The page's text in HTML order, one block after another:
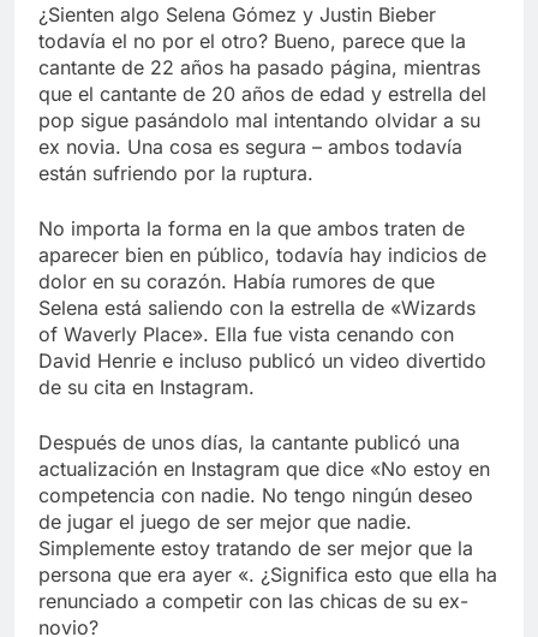
México – Descuentos
Masivos en Mercado
Libre
7 Años Atrás
Crucero en México te
lleva a lugares
paranormales con
binoculares de visión
nocturna y reuniones de
secuestrados
7 Años Atrás
La Inteligencia Artificial
deepfake de Samsung
movimiento desde una
sola foto
¿Sienten algo Selena Gómez y Justin Bieber
todavía el no por el otro? Bueno, parece que la
cantante de 22 años ha pasado página, mientras
que el cantante de 20 años de edad y estrella del
pop sigue pasándolo mal intentando olvidar a su
ex novia. Una cosa es segura – ambos todavía
están sufriendo por la ruptura.
No importa la forma en la que ambos traten de
aparecer bien en público, todavía hay indicios de
dolor en su corazón. Había rumores de que
Selena está saliendo con la estrella de «Wizards
of Waverly Place». Ella fue vista cenando con
David Henrie e incluso publicó un video divertido
de su cita en Instagram.
Después de unos días, la cantante publicó una
actualización en Instagram que dice «No estoy en
competencia con nadie. No tengo ningún deseo
de jugar el juego de ser mejor que nadie.
Simplemente estoy tratando de ser mejor que la
persona que era ayer «. ¿Significa esto que ella ha
renunciado a competir con las chicas de su ex-
novio?